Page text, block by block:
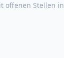
offenen Stellen in